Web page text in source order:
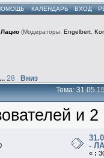
КАЛЕНДАРЬ ВХОД
(Модераторы: Engelbert,
28 Вниз
Тема:
и
-
« :